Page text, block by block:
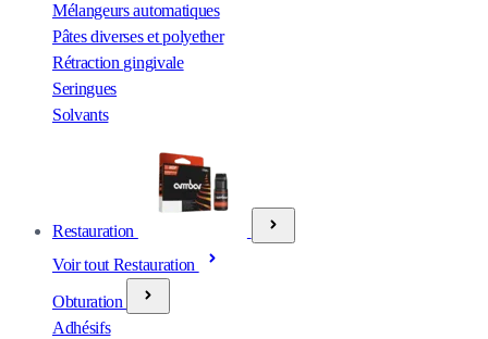
Mélangeurs automatiques
Pâtes diverses et polyether
Rétraction gingivale
Seringues
Solvants
Restauration
Voir tout Restauration
Obturation
Adhésifs